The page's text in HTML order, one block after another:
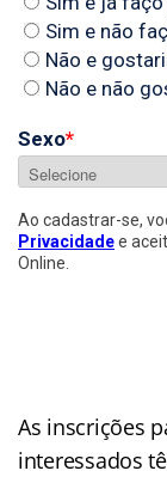
As inscrições
interessados